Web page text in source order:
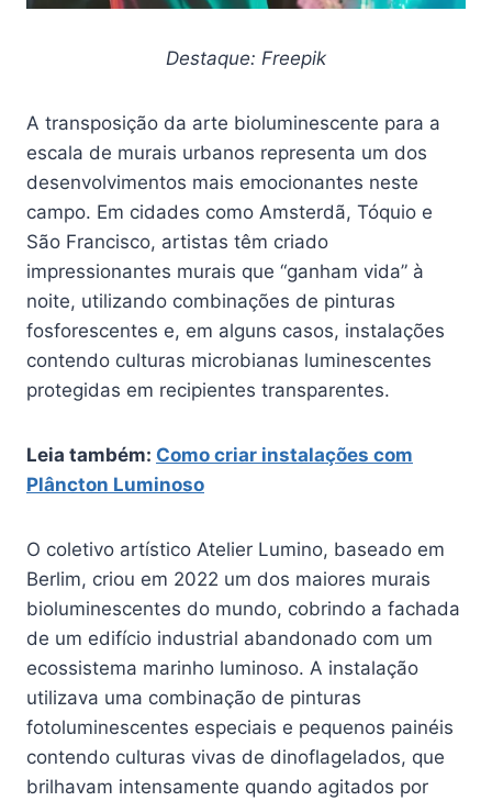
Destaque: Freepik
A transposição da arte bioluminescente para a
escala de murais urbanos representa um dos
desenvolvimentos mais emocionantes neste
campo. Em cidades como Amsterdã, Tóquio e
São Francisco, artistas têm criado
impressionantes murais que “ganham vida” à
noite, utilizando combinações de pinturas
fosforescentes e, em alguns casos, instalações
contendo culturas microbianas luminescentes
protegidas em recipientes transparentes.
Leia também: Como criar instalações com
Plâncton Luminoso
O coletivo artístico Atelier Lumino, baseado em
Berlim, criou em 2022 um dos maiores murais
bioluminescentes do mundo, cobrindo a fachada
de um edifício industrial abandonado com um
ecossistema marinho luminoso. A instalação
utilizava uma combinação de pinturas
fotoluminescentes especiais e pequenos painéis
contendo culturas vivas de dinoflagelados, que
brilhavam intensamente quando agitados por